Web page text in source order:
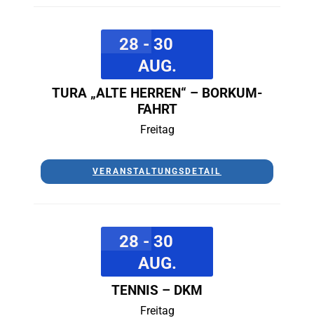
28 - 30
AUG.
TURA „ALTE HERREN“ – BORKUM-
FAHRT
Freitag
VERANSTALTUNGSDETAIL
28 - 30
AUG.
TENNIS – DKM
Freitag